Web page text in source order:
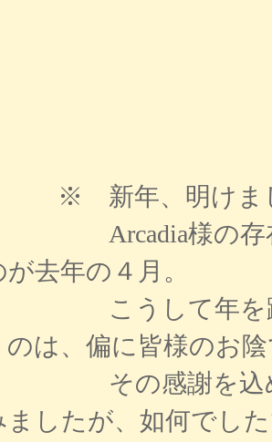
年、明けまして
様の存在を
去年の４月。
して年を跨い
のは、偏に皆様のお
感謝を込めて
ましたが、如何でし